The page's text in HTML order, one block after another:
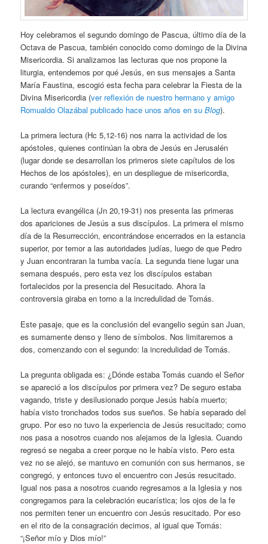
Hoy celebramos el segundo domingo de Pascua, último día de la
Octava de Pascua, también conocido como domingo de la Divina
Misericordia. Si analizamos las lecturas que nos propone la
liturgia, entendemos por qué Jesús, en sus mensajes a Santa
María Faustina, escogió esta fecha para celebrar la Fiesta de la
Divina Misericordia (ver reflexión de nuestro hermano y amigo
Romualdo Olazábal publicado hace unos años en su Blog).
La primera lectura (Hc 5,12-16) nos narra la actividad de los
apóstoles, quienes continúan la obra de Jesús en Jerusalén
(lugar donde se desarrollan los primeros siete capítulos de los
Hechos de los apóstoles), en un despliegue de misericordia,
curando “enfermos y poseídos”.
La lectura evangélica (Jn 20,19-31) nos presenta las primeras
dos apariciones de Jesús a sus discípulos. La primera el mismo
día de la Resurrección, encontrándose encerrados en la estancia
superior, por temor a las autoridades judías, luego de que Pedro
y Juan encontraran la tumba vacía. La segunda tiene lugar una
semana después, pero esta vez los discípulos estaban
fortalecidos por la presencia del Resucitado. Ahora la
controversia giraba en torno a la incredulidad de Tomás.
Este pasaje, que es la conclusión del evangelio según san Juan,
es sumamente denso y lleno de símbolos. Nos limitaremos a
dos, comenzando con el segundo: la incredulidad de Tomás.
La pregunta obligada es: ¿Dónde estaba Tomás cuando el Señor
se apareció a los discípulos por primera vez? De seguro estaba
vagando, triste y desilusionado porque Jesús había muerto;
había visto tronchados todos sus sueños. Se había separado del
grupo. Por eso no tuvo la experiencia de Jesús resucitado; como
nos pasa a nosotros cuando nos alejamos de la Iglesia. Cuando
regresó se negaba a creer porque no le había visto. Pero esta
vez no se alejó, se mantuvo en comunión con sus hermanos, se
congregó, y entonces tuvo el encuentro con Jesús resucitado.
Igual nos pasa a nosotros cuando regresamos a la Iglesia y nos
congregamos para la celebración eucarística; los ojos de la fe
nos permiten tener un encuentro con Jesús resucitado. Por eso
en el rito de la consagración decimos, al igual que Tomás:
“¡Señor mío y Dios mío!”